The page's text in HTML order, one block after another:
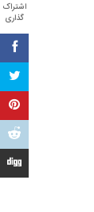
اشتراک
گذاری